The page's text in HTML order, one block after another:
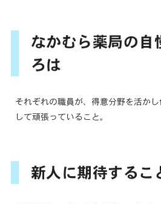
なかむら薬局の自
ろは
それぞれの職員が、得意分野を活か
して頑張っていること。
新人に期待するこ